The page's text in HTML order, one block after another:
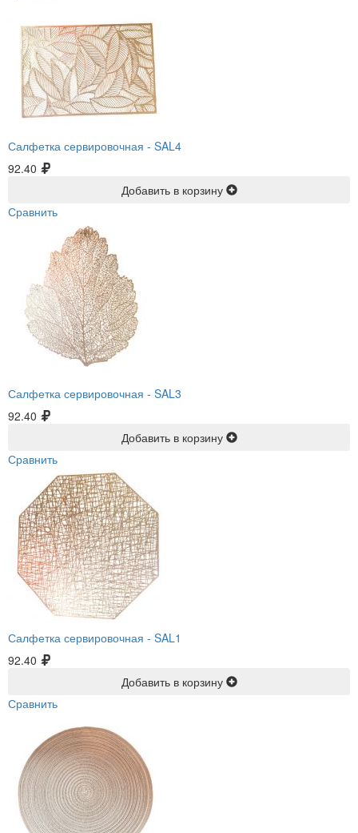
Салфетка сервировочная - SAL4
92.40
Добавить в корзину
Сравнить
Салфетка сервировочная - SAL3
92.40
Добавить в корзину
Сравнить
Салфетка сервировочная - SAL1
92.40
Добавить в корзину
Сравнить